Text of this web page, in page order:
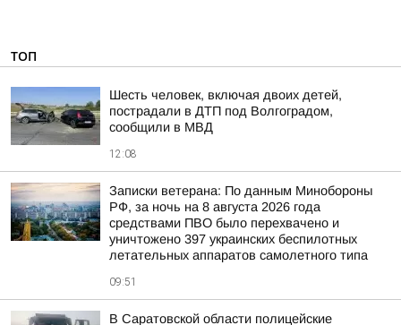
ТОП
Шесть человек, включая двоих детей,
пострадали в ДТП под Волгоградом,
сообщили в МВД
12:08
Записки ветерана: По данным Минобороны
РФ, за ночь на 8 августа 2026 года
средствами ПВО было перехвачено и
уничтожено 397 украинских беспилотных
летательных аппаратов самолетного типа
09:51
В Саратовской области полицейские